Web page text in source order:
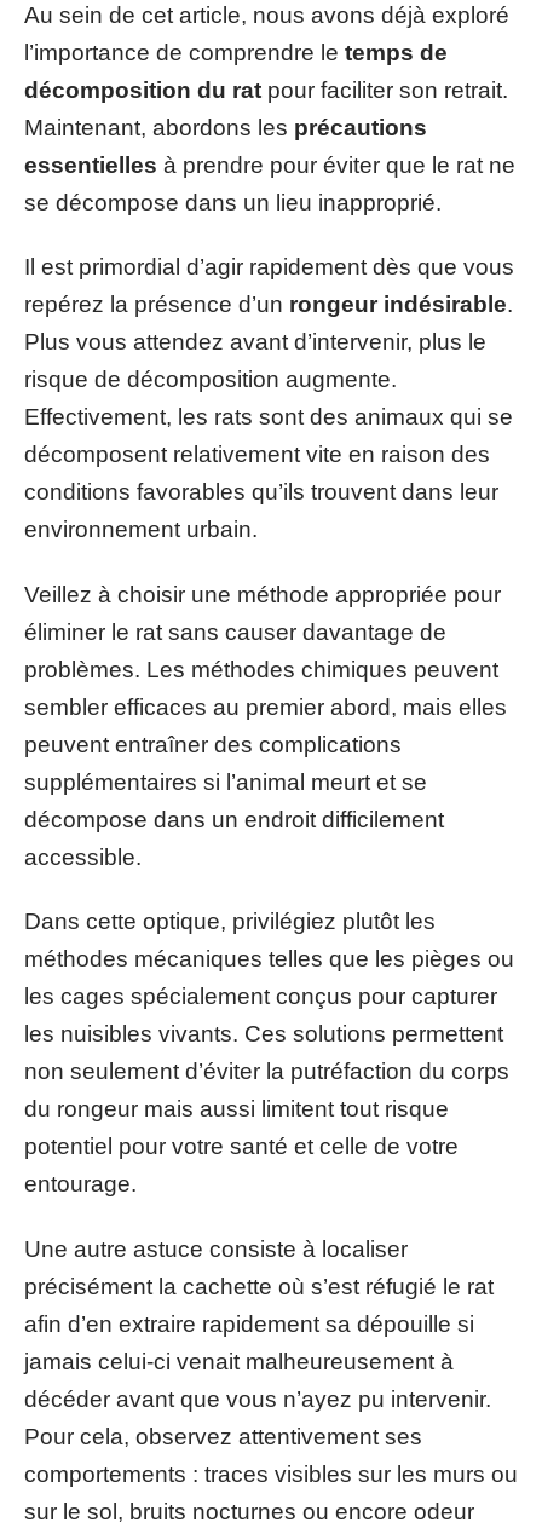
Au sein de cet article, nous avons déjà exploré
l’importance de comprendre le temps de
décomposition du rat pour faciliter son retrait.
Maintenant, abordons les précautions
essentielles à prendre pour éviter que le rat ne
se décompose dans un lieu inapproprié.
Il est primordial d’agir rapidement dès que vous
repérez la présence d’un rongeur indésirable.
Plus vous attendez avant d’intervenir, plus le
risque de décomposition augmente.
Effectivement, les rats sont des animaux qui se
décomposent relativement vite en raison des
conditions favorables qu’ils trouvent dans leur
environnement urbain.
Veillez à choisir une méthode appropriée pour
éliminer le rat sans causer davantage de
problèmes. Les méthodes chimiques peuvent
sembler efficaces au premier abord, mais elles
peuvent entraîner des complications
supplémentaires si l’animal meurt et se
décompose dans un endroit difficilement
accessible.
Dans cette optique, privilégiez plutôt les
méthodes mécaniques telles que les pièges ou
les cages spécialement conçus pour capturer
les nuisibles vivants. Ces solutions permettent
non seulement d’éviter la putréfaction du corps
du rongeur mais aussi limitent tout risque
potentiel pour votre santé et celle de votre
entourage.
Une autre astuce consiste à localiser
précisément la cachette où s’est réfugié le rat
afin d’en extraire rapidement sa dépouille si
jamais celui-ci venait malheureusement à
décéder avant que vous n’ayez pu intervenir.
Pour cela, observez attentivement ses
comportements : traces visibles sur les murs ou
sur le sol, bruits nocturnes ou encore odeur